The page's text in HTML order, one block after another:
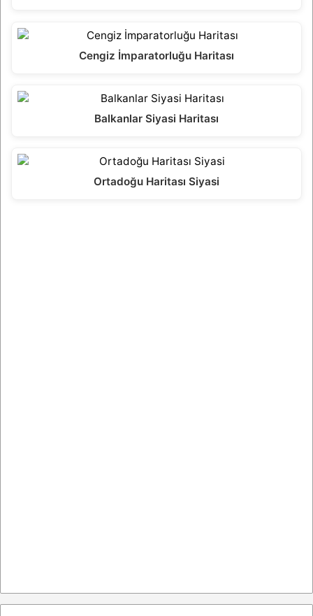
Cengiz İmparatorluğu Haritası
Balkanlar Siyasi Haritası
Ortadoğu Haritası Siyasi